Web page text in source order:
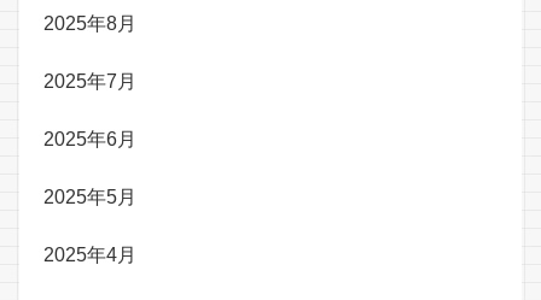
2025年8月
2025年7月
2025年6月
2025年5月
2025年4月